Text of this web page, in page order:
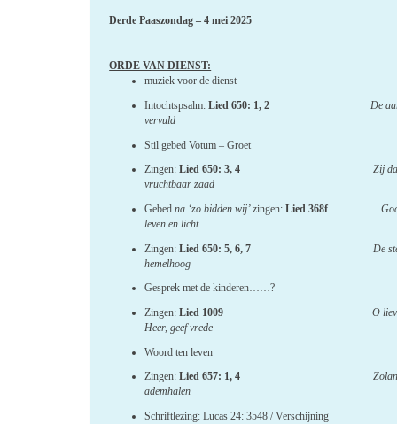
Derde Paaszondag – 4 mei 2025
ORDE VAN DIENST:
muziek voor de dienst
Intochtspsalm:Lied 650: 1, 2De
vervuld
Stil gebed Votum – Groet
Zingen:Lied 650: 3, 4Zij
vruchtbaar zaad
Gebedna ‘zo bidden wij’zingen:Lied 368f
leven en licht
Zingen:Lied 650: 5, 6, 7 De
hemelhoog
Gesprek met de kinderen……?
Zingen:Lied 1009O
Heer, geef vrede
Woord ten leven
Zingen:Lied 657: 1, 4
ademhalen
Schriftlezing: Lucas 24: 3548 / Verschijning